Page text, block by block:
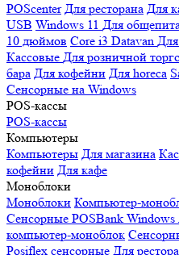
POScenter Для ресторана Для
USB Windows 11 Для
10 дюймов Core i3 Datavan
Кассовые Для розничной
бара Для кофейни Для horeca
Сенсорные на Windows
POS-кассы
POS-кассы
Компьютеры
Компьютеры Для магазина
кофейни Для кафе
Моноблоки
Моноблоки Компьютер-
Сенсорные POSBank Windows
компьютер-моноблок
Posiflex сенсорные Для